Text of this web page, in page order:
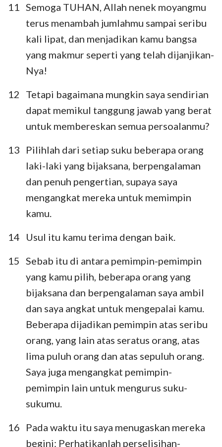
11
Semoga TUHAN, Allah nenek moyangmu
terus menambah jumlahmu sampai seribu
kali lipat, dan menjadikan kamu bangsa
yang makmur seperti yang telah dijanjikan-
Nya!
12
Tetapi bagaimana mungkin saya sendirian
dapat memikul tanggung jawab yang berat
untuk membereskan semua persoalanmu?
13
Pilihlah dari setiap suku beberapa orang
laki-laki yang bijaksana, berpengalaman
dan penuh pengertian, supaya saya
mengangkat mereka untuk memimpin
kamu.
14
Usul itu kamu terima dengan baik.
15 Sebab itu di antara pemimpin-pemimpin
yang kamu pilih, beberapa orang yang
bijaksana dan berpengalaman saya ambil
dan saya angkat untuk mengepalai kamu.
Beberapa dijadikan pemimpin atas seribu
orang, yang lain atas seratus orang, atas
lima puluh orang dan atas sepuluh orang.
Saya juga mengangkat pemimpin-
pemimpin lain untuk mengurus suku-
sukumu.
16
Pada waktu itu saya menugaskan mereka
begini: Perhatikanlah perselisihan-